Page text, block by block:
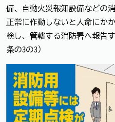
備、自動火災報知設備などの
正常に作動しないと人命にか
検し、管轄する消防署へ報告
条の3の3）